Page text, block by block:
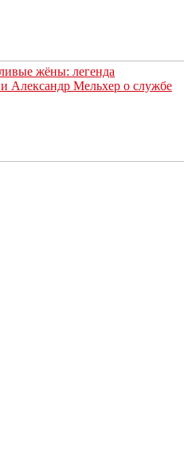
жёны: легенда
Александр Мельхер о службе